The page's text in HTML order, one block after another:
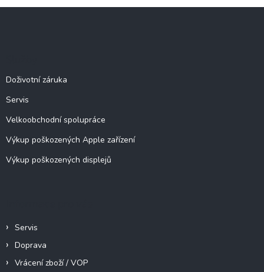
Doživotní záruka
Servis
Velkoobchodní spolupráce
Výkup poškozených Apple zařízení
Výkup poškozených displejů
Servis
Doprava
Vrácení zboží / VOP